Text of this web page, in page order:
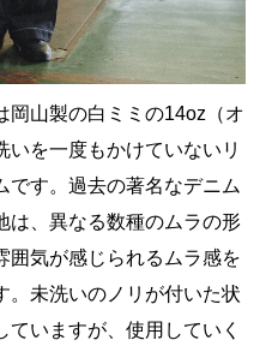
岡山製の白ミミの14oz（オ
いを一度もかけていないリ
です。過去の著名なデニム
は、異なる数種のムラの形
囲気が感じられるムラ感を
。未洗いのノリが付いた状
いますが、使用していく